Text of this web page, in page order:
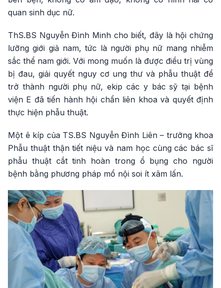
quan sinh dục nữ.
ThS.BS Nguyễn Đình Minh cho biết, đây là hội chứng
lưỡng giới giả nam, tức là người phụ nữ mang nhiễm
sắc thể nam giới. Với mong muốn là được điều trị vùng
bị đau, giải quyết nguy cơ ung thư và phẫu thuật để
trở thành người phụ nữ, ekip các y bác sỹ tại bệnh
viện E đã tiến hành hội chẩn liên khoa và quyết định
thực hiện phẫu thuật.
Một ê kíp của TS.BS Nguyễn Đình Liên – trưởng khoa
Phẫu thuật thận tiết niệu và nam học cùng các bác sĩ
phẫu thuật cắt tinh hoàn trong ổ bụng cho người
bệnh bằng phương pháp mổ nội soi ít xâm lấn.